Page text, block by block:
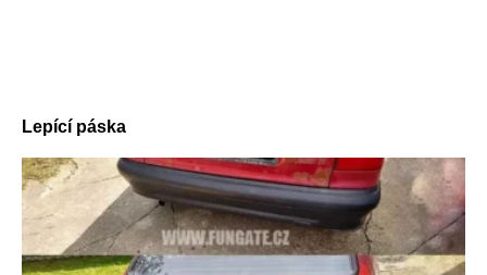
Lepící páska